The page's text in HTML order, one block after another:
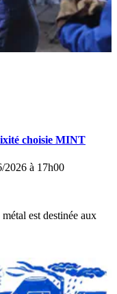
choisie MINT
2026 à 17h00
est destinée aux